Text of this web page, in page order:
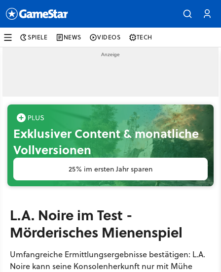
SPIELE NEWS VIDEOS TECH
Exklusiver Content & monatliche
Vollversionen
25% im ersten Jahr sparen
L.A. Noire im Test -
Mörderisches Mienenspiel
Umfangreiche Ermittlungsergebnisse bestätigen: L.A.
Noire kann seine Konsolenherkunft nur mit Mühe